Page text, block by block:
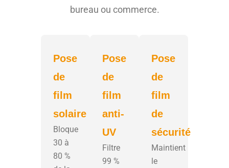
bureau ou commerce.
Pose
de
film
solaire
Bloque
30 à
80 %
Pose
de
film
anti-
UV
Filtre
99 %
Pose
de
film
de
sécurité
Maintient
le